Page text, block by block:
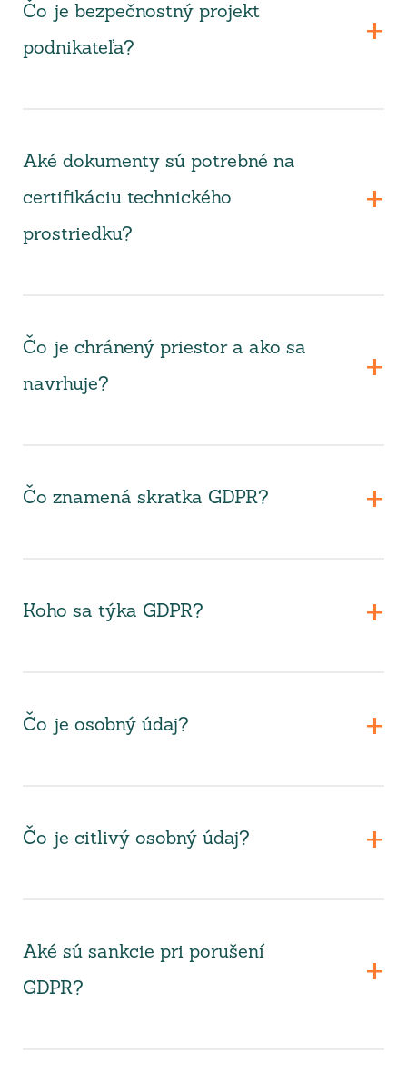
Čo je bezpečnostný projekt
podnikateľa?
Aké dokumenty sú potrebné na
certifikáciu technického
prostriedku?
Čo je chránený priestor a ako sa
navrhuje?
Čo znamená skratka GDPR?
Koho sa týka GDPR?
Čo je osobný údaj?
Čo je citlivý osobný údaj?
Aké sú sankcie pri porušení
GDPR?